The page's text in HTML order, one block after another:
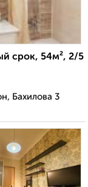
срок, 54м², 2/5
Бахилова 3